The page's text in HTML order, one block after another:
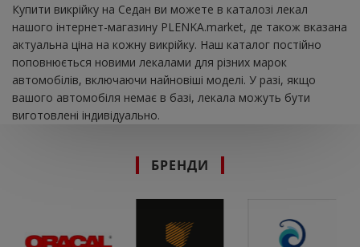
Купити викрійку на Седан ви можете в каталозі лекал
нашого інтернет-магазину PLENKA.market, де також вказана
актуальна ціна на кожну викрійку. Наш каталог постійно
поповнюється новими лекалами для різних марок
автомобілів, включаючи найновіші моделі. У разі, якщо
вашого автомобіля немає в базі, лекала можуть бути
виготовлені індивідуально.
БРЕНДИ